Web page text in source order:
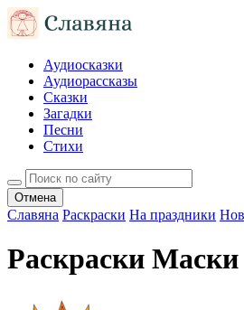
Аудиосказки
Аудиорассказы
Сказки
Загадки
Песни
Стихи
Отмена
Славяна Раскраски На праздники
Раскраски